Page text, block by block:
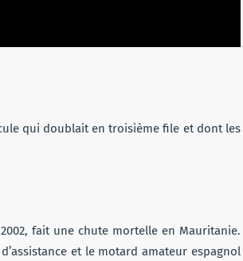
qui doublait en troisième file et dont les
fait une chute mortelle en Mauritanie.
et le motard amateur espagnol